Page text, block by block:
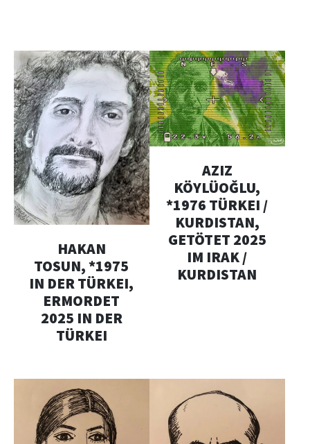
HAKAN
TOSUN, *1975
IN DER TÜRKEI,
ERMORDET
2025 IN DER
TÜRKEI
AZIZ
KÖYLÜOĞLU,
*1976 TÜRKEI /
KURDISTAN,
GETÖTET 2025
IM IRAK /
KURDISTAN